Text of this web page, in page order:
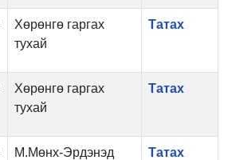
Хөрөнгө гаргах
тухай
Татах
Хөрөнгө гаргах
тухай
Татах
М.Мөнх-Эрдэнэд
Татах